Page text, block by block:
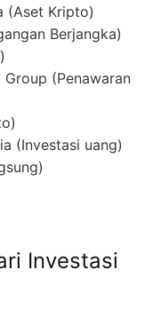
(Aset Kripto)
Berjangka)
(Penawaran
(Investasi uang)
Investasi